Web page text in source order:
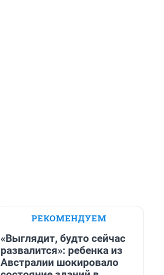
РЕКОМЕНДУЕМ
«Выглядит, будто сейчас
развалится»: ребенка из
Австралии шокировало